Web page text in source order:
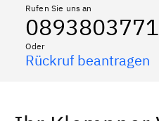
Rufen Sie uns an
Oder
Rückruf beantragen